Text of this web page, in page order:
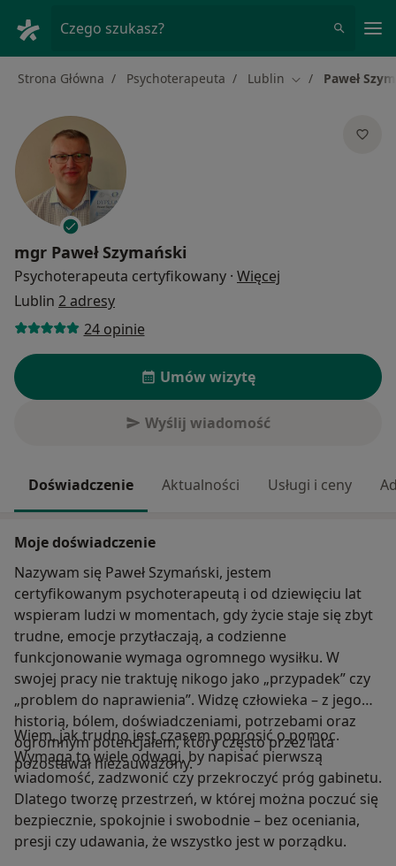
Czego szukasz?
Strona Główna Psychoterapeuta Lublin Zmień miasto
Paweł
mgr Paweł Szymański
Psychoterapeuta certyfikowany · Więcej
Lublin 2 adresy
24 opinie
Umów wizytę
Wyślij wiadomość
Doświadczenie Aktualności Usługi i ceny
Moje doświadczenie
Nazywam się Paweł Szymański, jestem
certyfikowanym psychoterapeutą i od dziewięciu lat
wspieram ludzi w momentach, gdy życie staje się zbyt
trudne, emocje przytłaczają, a codzienne
funkcjonowanie wymaga ogromnego wysiłku. W
swojej pracy nie traktuję nikogo jako „przypadek” czy
„problem do naprawienia”. Widzę człowieka – z jego
historią, bólem, doświadczeniami, potrzebami oraz
ogromnym potencjałem, który często przez lata
pozostawał niezauważony.
Wiem, jak trudno jest czasem poprosić o pomoc.
Wymaga to wiele odwagi, by napisać pierwszą
wiadomość, zadzwonić czy przekroczyć próg gabinetu.
Dlatego tworzę przestrzeń, w której można poczuć się
bezpiecznie, spokojnie i swobodnie – bez oceniania,
presji czy udawania, że wszystko jest w porządku.